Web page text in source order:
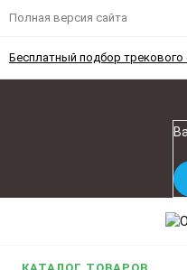
Полная версия сайта
Бесплатный подбор трекового